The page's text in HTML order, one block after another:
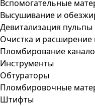
Вспомогательные
Высушивание и
Девитализация пульпы
Очистка и расширение
Пломбирование
Инструменты
Обтураторы
Пломбировочные
Штифты